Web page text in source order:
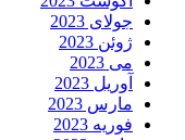
جولای 2023
ژوئن 2023
می 2023
آوریل 2023
مارس 2023
فوریه 2023